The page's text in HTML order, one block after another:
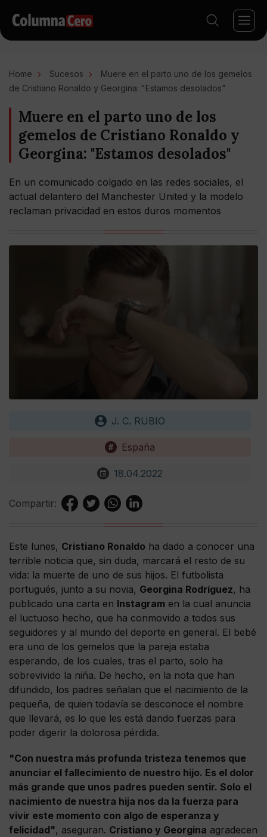
Home Sucesos
Muere en el parto uno de los gemelos
de Cristiano Ronaldo y Georgina: "Estamos desolados"
Muere en el parto uno de los
gemelos de Cristiano Ronaldo y
Georgina: "Estamos desolados"
En un comunicado colgado en las redes sociales, el
actual delantero del Manchester United y la modelo
reclaman privacidad en estos duros momentos
J. C. RUBIO
España
18.04.2022
Compartir:
Este lunes, Cristiano Ronaldo ha dado a conocer una
terrible noticia que, sin duda, marcará el resto de su
vida: la muerte de uno de sus hijos. El futbolista
portugués, junto a su novia, Georgina Rodríguez, ha
publicado una carta en Instagram en la cual anuncia
el luctuoso hecho, que ha conmovido a todos sus
seguidores y al mundo del deporte en general. El bebé
era uno de los gemelos que la pareja estaba
esperando, de los cuales, tras el parto, solo ha
sobrevivido la niña. De hecho, en la nota que han
difundido, los padres señalan que el nacimiento de la
pequeña, de quien todavía se desconoce el nombre
que llevará, es lo que les está dando fuerzas para
poder digerir la dolorosa pérdida.
"Con nuestra más profunda tristeza tenemos que
anunciar el fallecimiento de nuestro hijo. Es el dolor
más grande que unos padres pueden sentir. Solo el
nacimiento de nuestra hija nos da la fuerza para
vivir este momento con algo de esperanza y
felicidad", aseguran. Cristiano y Georgina agradecen